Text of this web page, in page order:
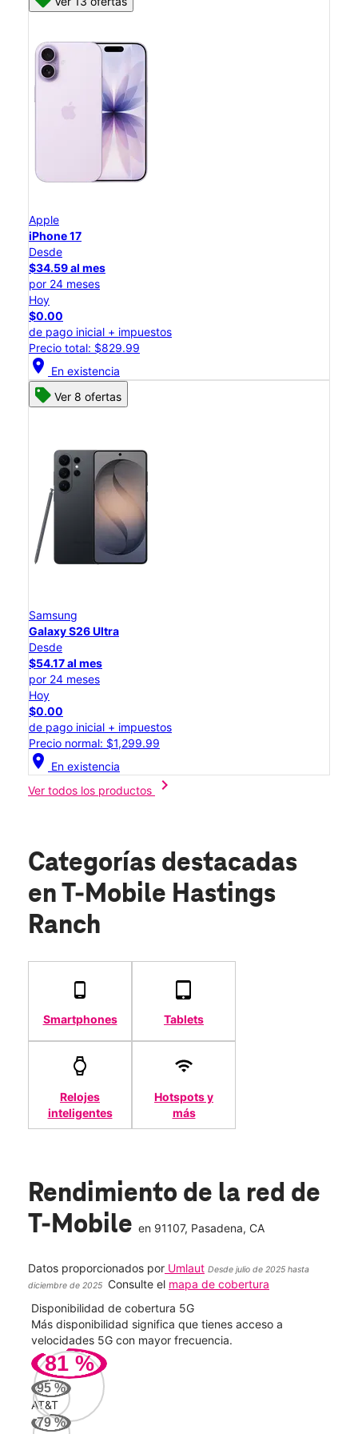
Apple
iPhone 17
Desde
$34.59 al mes
por 24 meses
Hoy
$0.00
de pago inicial + impuestos
Precio total: $829.99
location_on En existencia
Ver 8 ofertas
Samsung
Galaxy S26 Ultra
Desde
$54.17 al mes
por 24 meses
Hoy
$0.00
de pago inicial + impuestos
Precio normal: $1,299.99
location_on En existencia
Ver todos los productos
chevron_right
Categorías destacadas
en T-Mobile Hastings
Ranch
Smartphones Tablets
Relojes
inteligentes
Hotspots y
más
Rendimiento de la red de
T-Mobile en 91107, Pasadena, CA
Datos proporcionados por Umlaut Desde julio de 2025 hasta
diciembre de 2025
Consulte el mapa de cobertura
Disponibilidad de cobertura 5G
Más disponibilidad significa que tienes acceso a
velocidades 5G con mayor frecuencia.
81 %
95 %
AT&T
79%